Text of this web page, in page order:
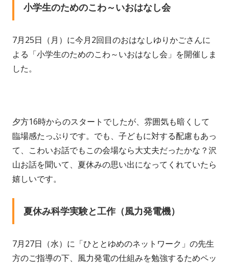
小学生のためのこわ～いおはなし会
7月25日（月）に今月2回目のおはなしゆりかごさんに
よる「小学生のためのこわ～いおはなし会」を開催しま
した。
夕方16時からのスタートでしたが、雰囲気も暗くして
臨場感たっぷりです。でも、子どもに対する配慮もあっ
て、こわいお話でもこの会場なら大丈夫だったかな？沢
山お話を聞いて、夏休みの思い出になってくれていたら
嬉しいです。
夏休み科学実験と工作（風力発電機）
7月27日（水）に「ひととゆめのネットワーク」の先生
方のご指導の下、風力発電の仕組みを勉強するためペッ